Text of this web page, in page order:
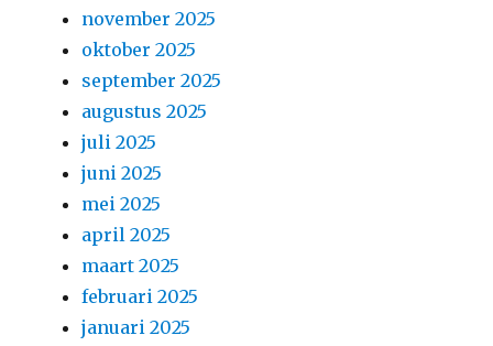
november 2025
oktober 2025
september 2025
augustus 2025
juli 2025
juni 2025
mei 2025
april 2025
maart 2025
februari 2025
januari 2025